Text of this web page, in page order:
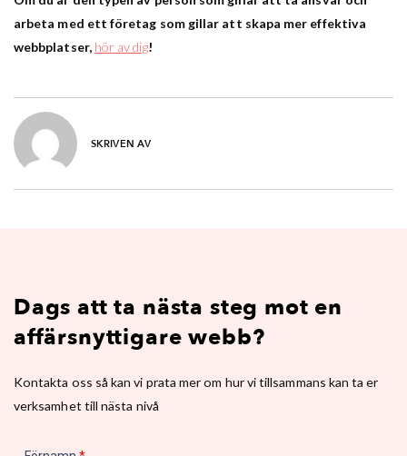
arbeta med ett företag som gillar att skapa mer effektiva
webbplatser, hör av dig!
SKRIVEN AV
Dags att ta nästa steg mot en
affärsnyttigare webb?
Kontakta oss så kan vi prata mer om hur vi tillsammans kan ta er
verksamhet till nästa nivå